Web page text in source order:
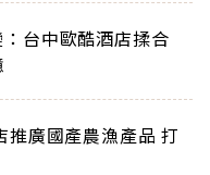
台中歐酷酒店揉合
推廣國產農漁產品 打